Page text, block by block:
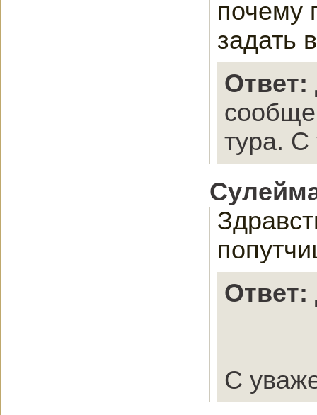
почему
задать
Ответ:
тура.
Ответ:
С